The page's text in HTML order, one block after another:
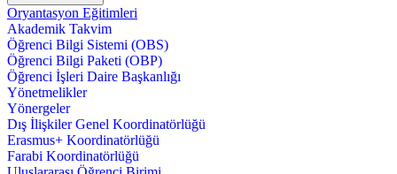
Oryantasyon Eğitimleri
Akademik Takvim
Öğrenci Bilgi Sistemi (OBS)
Öğrenci Bilgi Paketi (OBP)
Öğrenci İşleri Daire Başkanlığı
Yönetmelikler
Yönergeler
Dış İlişkiler Genel Koordinatörlüğü
Erasmus+ Koordinatörlüğü
Farabi Koordinatörlüğü